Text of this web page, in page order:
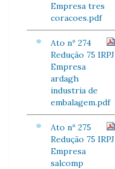
Empresa tres
coracoes.pdf
Ato nº 274
Redução 75 IRPJ
Empresa
ardagh
industria de
embalagem.pdf
Ato nº 275
Redução 75 IRPJ
Empresa
salcomp